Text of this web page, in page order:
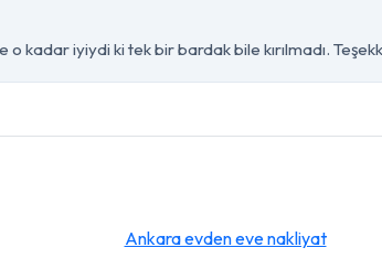
kadar iyiydi ki tek bir bardak bile kırılmadı.
Ankara evden eve nakliyat